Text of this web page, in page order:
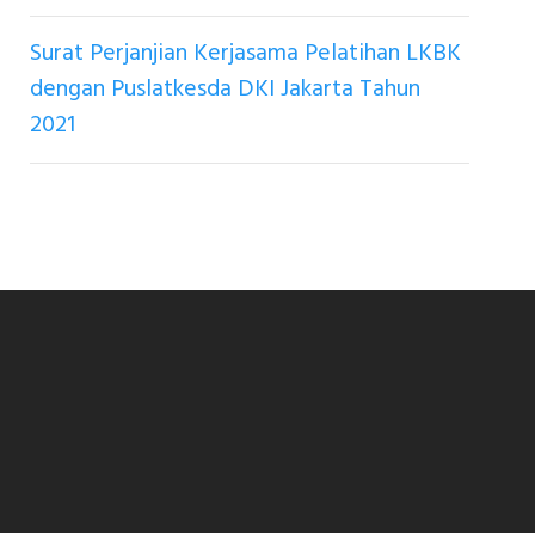
Surat Perjanjian Kerjasama Pelatihan LKBK
dengan Puslatkesda DKI Jakarta Tahun
2021